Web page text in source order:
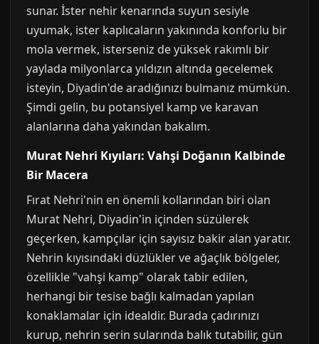
sunar. İster nehir kenarında suyun sesiyle
uyumak, ister kaplıcaların yakınında konforlu bir
mola vermek, isterseniz de yüksek rakımlı bir
yaylada milyonlarca yıldızın altında gecelemek
isteyin, Diyadin'de aradığınızı bulmanız mümkün.
Şimdi gelin, bu potansiyel kamp ve karavan
alanlarına daha yakından bakalım.
Murat Nehri Kıyıları: Vahşi Doğanın Kalbinde
Bir Macera
Fırat Nehri'nin en önemli kollarından biri olan
Murat Nehri, Diyadin'in içinden süzülerek
geçerken, kampçılar için sayısız bakir alan yaratır.
Nehrin kıyısındaki düzlükler ve ağaçlık bölgeler,
özellikle "vahşi kamp" olarak tabir edilen,
herhangi bir tesise bağlı kalmadan yapılan
konaklamalar için idealdir. Burada çadırınızı
kurup, nehrin serin sularında balık tutabilir, gün